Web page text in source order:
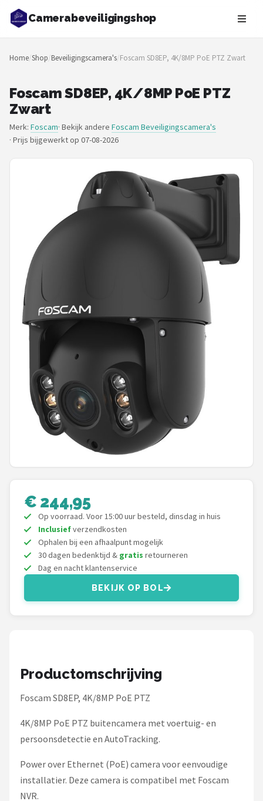
Camerabeveiligingshop
Zoeken
NAVIGATIE
Merken
Blog
Beveiligingscamera's
Camera Deurbellen
Shop
POPULAIRE MERKEN
Eufy
Home-Locking
Reolink
EZVIZ
Hikvision
Teceye
Smartwares
ieGeek
Home/Shop/Beveiligingscamera's/Foscam SD8EP, 4K/8MP PoE PTZ Zwart
Foscam SD8EP, 4K/8MP PoE PTZ
Zwart
Merk: Foscam· Bekijk andere Foscam Beveiligingscamera's
· Prijs bijgewerkt op 07-08-2026
€ 244,95
Op voorraad. Voor 15:00 uur besteld, dinsdag in huis
Inclusiefverzendkosten
Ophalen bij een afhaalpunt mogelijk
30 dagen bedenktijd & gratis retourneren
Dag en nacht klantenservice
BEKIJK OP BOL
Productomschrijving
Foscam SD8EP, 4K/8MP PoE PTZ
4K/8MP PoE PTZ buitencamera met voertuig- en
persoonsdetectie en AutoTracking.
Power over Ethernet (PoE) camera voor eenvoudige
installatier. Deze camera is compatibel met Foscam
NVR.